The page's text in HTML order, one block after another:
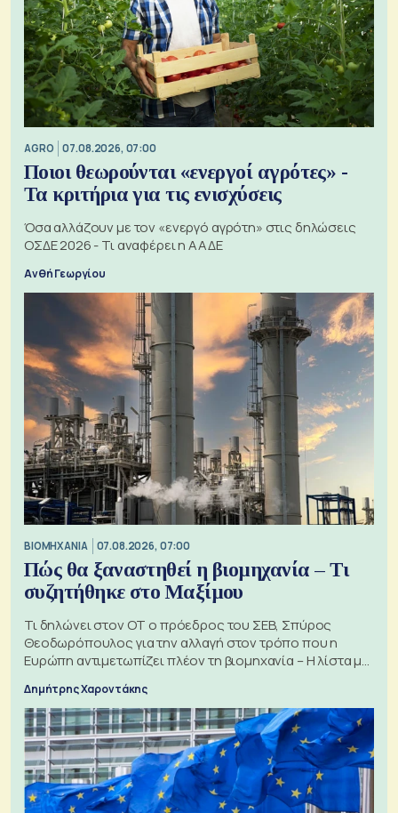
AGRO 07.08.2026, 07:00
Ποιοι θεωρούνται «ενεργοί αγρότες» -
Τα κριτήρια για τις ενισχύσεις
Όσα αλλάζουν με τον «ενεργό αγρότη» στις δηλώσεις
ΟΣΔΕ 2026 - Τι αναφέρει η ΑΑΔΕ
Ανθή Γεωργίου
ΒΙΟΜΗΧΑΝΙΑ 07.08.2026, 07:00
Πώς θα ξαναστηθεί η βιομηχανία – Τι
συζητήθηκε στο Μαξίμου
Τι δηλώνει στον ΟΤ ο πρόεδρος του ΣΕΒ, Σπύρος
Θεοδωρόπουλος για την αλλαγή στον τρόπο που η
Ευρώπη αντιμετωπίζει πλέον τη βιομηχανία – Η λίστα με
Δημήτρης Χαροντάκης